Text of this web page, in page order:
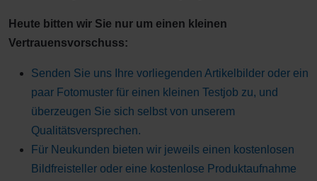
Heute bitten wir Sie nur um einen kleinen
Vertrauensvorschuss:
Senden Sie uns Ihre vorliegenden Artikelbilder oder ein
paar Fotomuster für einen kleinen Testjob zu, und
überzeugen Sie sich selbst von unserem
Qualitätsversprechen.
Für Neukunden bieten wir jeweils einen kostenlosen
Bildfreisteller oder eine kostenlose Produktaufnahme